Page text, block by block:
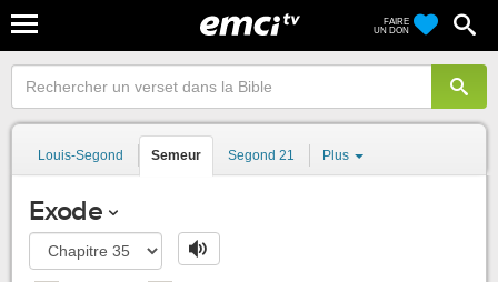
FAIRE
UN DON
Louis-Segond Semeur Segond 21 Plus
Exode